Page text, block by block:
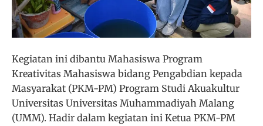
Kegiatan ini dibantu Mahasiswa Program
Kreativitas Mahasiswa bidang Pengabdian kepada
Masyarakat (PKM-PM) Program Studi Akuakultur
Universitas Universitas Muhammadiyah Malang
(UMM). Hadir dalam kegiatan ini Ketua PKM-PM